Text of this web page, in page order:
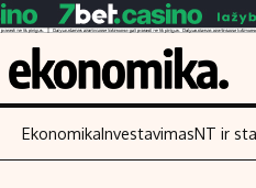
EkonomikaInvestavimasNT ir